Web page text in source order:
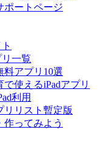
ポートページ
一覧
料アプリ10選
で使えるiPadアプリ
利用
リリスト暫定版
ってみよう